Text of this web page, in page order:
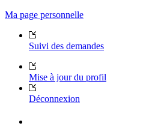
Ma page personnelle
Suivi des demandes
Mise à jour du profil
Déconnexion